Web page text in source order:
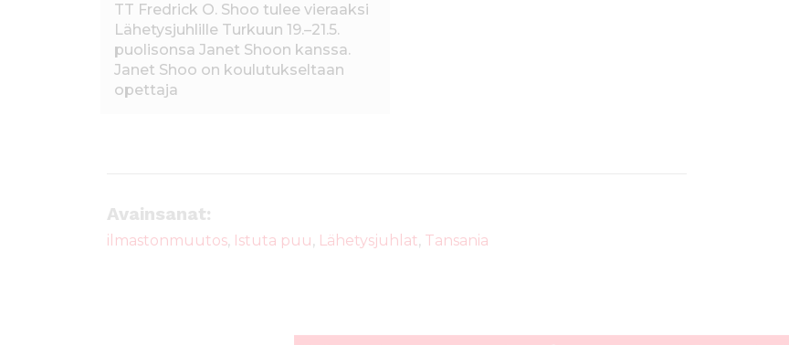
TT Fredrick O. Shoo tulee vieraaksi
Lähetysjuhlille Turkuun 19.–21.5.
puolisonsa Janet Shoon kanssa.
Janet Shoo on koulutukseltaan
opettaja
Avainsanat:
ilmastonmuutos, Istuta puu, Lähetysjuhlat, Tansania